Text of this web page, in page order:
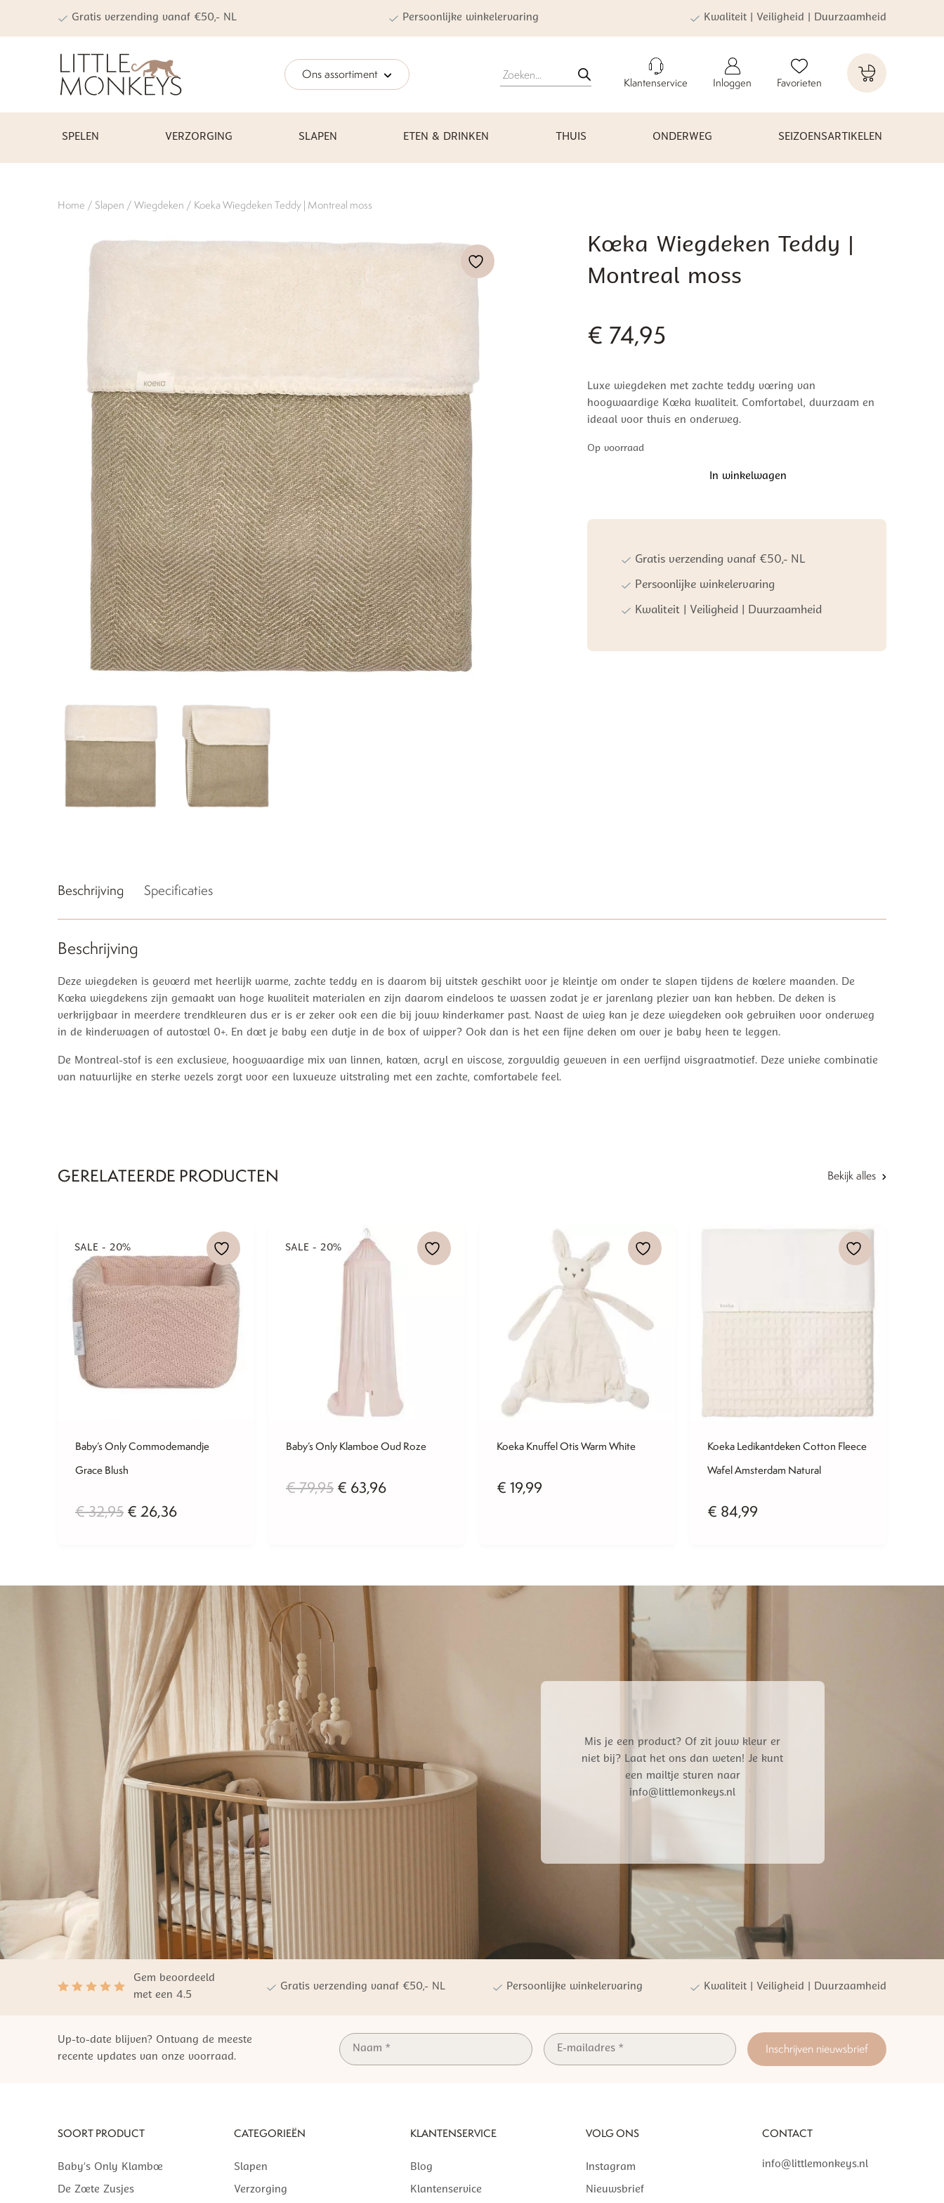
Gratis verzending vanaf €50,- NL Persoonlijke winkelervaring Kwaliteit | Veiligheid | Duurzaamheid
Ons assortiment Producten
zoeken Klantenservice Inloggen Favorieten
SPELEN VERZORGING SLAPEN ETEN & DRINKEN THUIS ONDERWEG SEIZOENSARTIKELEN
Home / Slapen / Wiegdeken / Koeka Wiegdeken Teddy | Montreal moss
Koeka Wiegdeken Teddy |
Montreal moss
€ 74,95
Luxe wiegdeken met zachte teddy voering van
hoogwaardige Koeka kwaliteit. Comfortabel, duurzaam en
ideaal voor thuis en onderweg.
Op voorraad
In winkelwagen
Gratis verzending vanaf €50,- NL
Persoonlijke winkelervaring
Kwaliteit | Veiligheid | Duurzaamheid
Beschrijving Specificaties
Beschrijving
Deze wiegdeken is gevoerd met heerlijk warme, zachte teddy en is daarom bij uitstek geschikt voor je kleintje om onder te slapen tijdens de koelere maanden. De
Koeka wiegdekens zijn gemaakt van hoge kwaliteit materialen en zijn daarom eindeloos te wassen zodat je er jarenlang plezier van kan hebben. De deken is
verkrijgbaar in meerdere trendkleuren dus er is er zeker ook een die bij jouw kinderkamer past. Naast de wieg kan je deze wiegdeken ook gebruiken voor onderweg
in de kinderwagen of autostoel 0+. En doet je baby een dutje in de box of wipper? Ook dan is het een fijne deken om over je baby heen te leggen.
De Montreal-stof is een exclusieve, hoogwaardige mix van linnen, katoen, acryl en viscose, zorgvuldig geweven in een verfijnd visgraatmotief. Deze unieke combinatie
van natuurlijke en sterke vezels zorgt voor een luxueuze uitstraling met een zachte, comfortabele feel.
GERELATEERDE PRODUCTEN Bekijk alles
SALE - 20%
Baby’s Only Commodemandje
Grace Blush
€32,95 Oorspronkelijke
€ 32,95.
€ 26,36Huidige
€ 26,36.
SALE - 20%
Baby’s Only Klamboe Oud Roze
€79,95 Oorspronkelijke
€ 79,95.
€ 63,96Huidige
€ 63,96.
Koeka Knuffel Otis Warm White
€ 19,99
Koeka Ledikantdeken Cotton Fleece
Wafel Amsterdam Natural
€ 84,99
Mis je een product? Of zit jouw kleur er
niet bij? Laat het ons dan weten! Je kunt
een mailtje sturen naar
info@littlemonkeys.nl
Gem beoordeeld
met een 4.5
Gratis verzending vanaf €50,- NL Persoonlijke winkelervaring Kwaliteit | Veiligheid | Duurzaamheid
Up-to-date blijven? Ontvang de meeste
recente updates van onze voorraad.
Inschrijven nieuwsbrief
SOORT PRODUCT
Baby’s Only Klamboe
De Zoete Zusjes
CATEGORIEËN
Slapen
Verzorging
KLANTENSERVICE
Blog
Klantenservice
VOLG ONS
Instagram
Nieuwsbrief
CONTACT
info@littlemonkeys.nl